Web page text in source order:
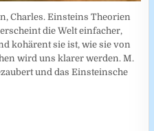
Charles. Einsteins Theorien
die Welt einfacher,
kohärent sie ist, wie sie von
wird uns klarer werden. M.
und das Einsteinsche